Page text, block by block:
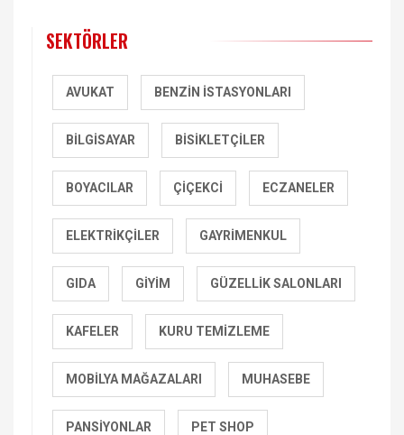
SEKTÖRLER
AVUKAT BENZIN İSTASYONLARI
BILGISAYAR BISIKLETÇILER
BOYACILAR ÇIÇEKCI ECZANELER
ELEKTRIKÇILER GAYRIMENKUL
GIDA GIYIM GÜZELLIK SALONLARI
KAFELER KURU TEMIZLEME
MOBILYA MAĞAZALARI MUHASEBE
PANSIYONLAR PET SHOP